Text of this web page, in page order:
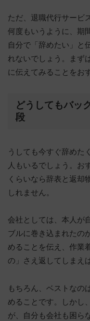
ただ、退職代行サービ
何度もいうように、期
自分で「辞めたい」と
れないでしょう。まず
に伝えてみることをお
どうしてもバッ
段
うしても今すぐ辞めた
人もいるでしょう。お
くらいなら辞表と返却
しれません。
会社としては、本人が
ブルに巻き込まれたの
めることを伝え、作業
の」さえ返してしまえ
もちろん、ベストなの
めることです。しかし
が、自分も会社も困ら